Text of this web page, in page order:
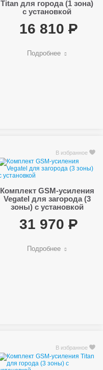
Titan для города (1 зона)
с установкой
16 810
Подробнее
В избранное
Комплект GSM-усиления
Vegatel для загорода (3
зоны) с установкой
31 970
Подробнее
В избранное